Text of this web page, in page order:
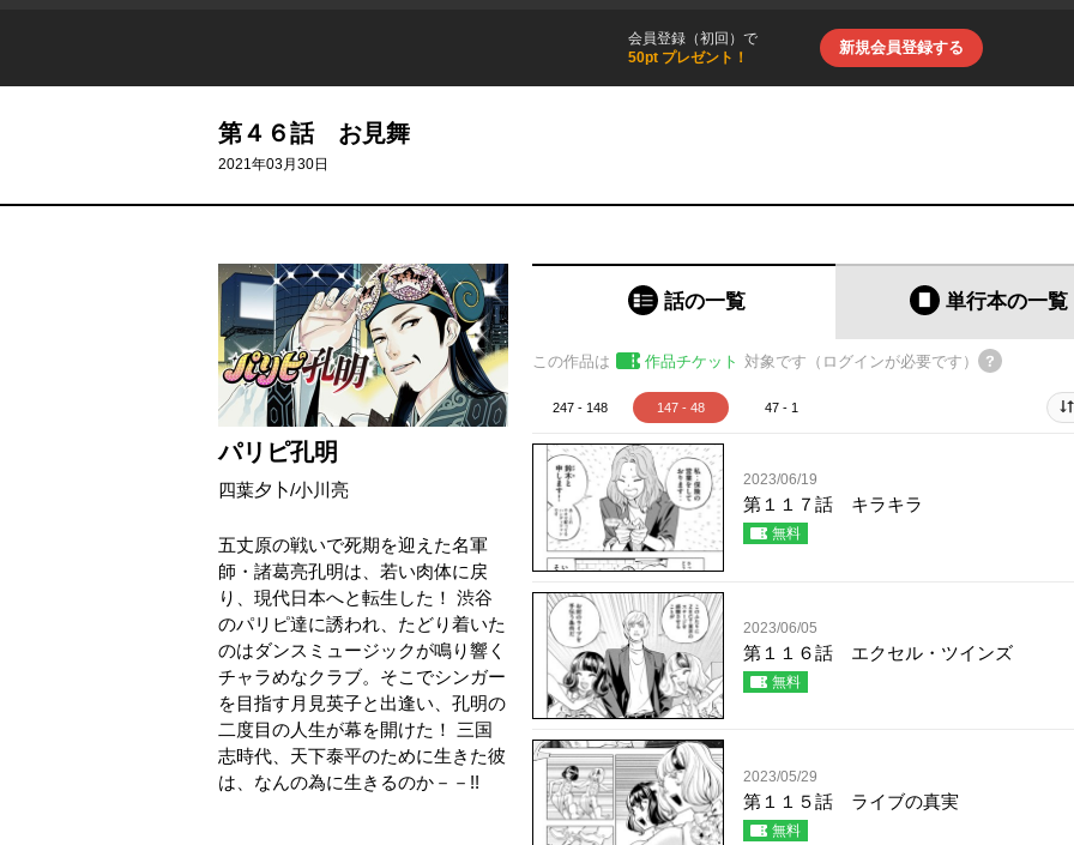
会員登録（初回）で
50pt プレゼント！
新規会員登録する
第４６話 お見舞
2021年03月30日
パリピ孔明
四葉夕卜/小川亮
五丈原の戦いで死期を迎えた名軍
師・諸葛亮孔明は、若い肉体に戻
り、現代日本へと転生した！ 渋谷
のパリピ達に誘われ、たどり着いた
のはダンスミュージックが鳴り響く
チャラめなクラブ。そこでシンガー
を目指す月見英子と出逢い、孔明の
二度目の人生が幕を開けた！ 三国
志時代、天下泰平のために生きた彼
は、なんの為に生きるのか－－!!
話の一覧 単行本の一覧
この作品は 作品チケット 対象です（ログインが必要です）
247 - 148 147 - 48 47 - 1
2023/06/19
第１１７話 キラキラ
無料
2023/06/05
第１１６話 エクセル・ツインズ
無料
2023/05/29
第１１５話 ライブの真実
無料